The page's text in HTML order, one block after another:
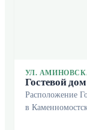
УЛ.
Гостевой
Расположение
в